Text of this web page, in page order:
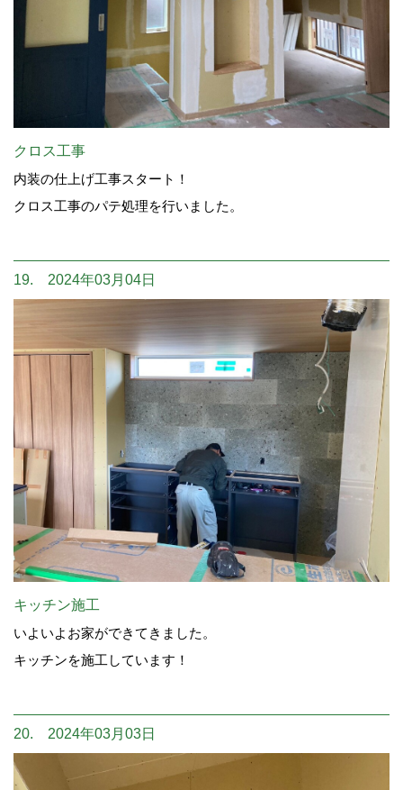
クロス工事
内装の仕上げ工事スタート！
クロス工事のパテ処理を行いました。
19. 2024年03月04日
キッチン施工
いよいよお家ができてきました。
キッチンを施工しています！
20. 2024年03月03日